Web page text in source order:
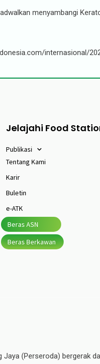
menyambangi
internasional/
Jelajahi Food
Publikasi
Tentang Kami
Karir
Buletin
e-ATK
Beras ASN
Beras Berkawan
Jaya (Perseroda) bergerak